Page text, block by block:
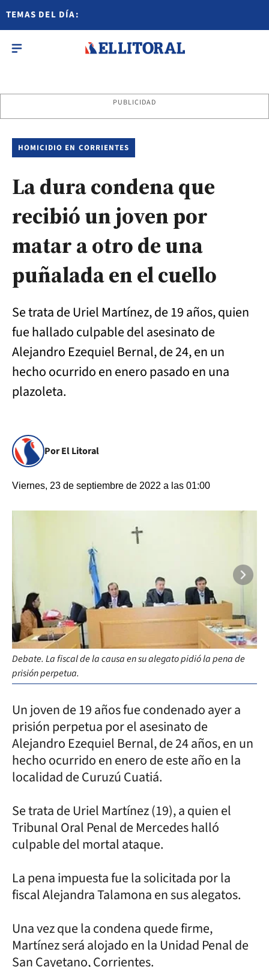
TEMAS DEL DÍA:
PUBLICIDAD
HOMICIDIO EN CORRIENTES
La dura condena que
recibió un joven por
matar a otro de una
puñalada en el cuello
Se trata de Uriel Martínez, de 19 años, quien
fue hallado culpable del asesinato de
Alejandro Ezequiel Bernal, de 24, en un
hecho ocurrido en enero pasado en una
plazoleta.
Por El Litoral
Viernes, 23 de septiembre de 2022 a las 01:00
Debate. La fiscal de la causa en su alegato pidió la pena de
prisión perpetua.
Un joven de 19 años fue condenado ayer a
prisión perpetua por el asesinato de
Alejandro Ezequiel Bernal, de 24 años, en un
hecho ocurrido en enero de este año en la
localidad de Curuzú Cuatiá.
Se trata de Uriel Martínez (19), a quien el
Tribunal Oral Penal de Mercedes halló
culpable del mortal ataque.
La pena impuesta fue la solicitada por la
fiscal Alejandra Talamona en sus alegatos.
Una vez que la condena quede firme,
Martínez será alojado en la Unidad Penal de
San Cayetano, Corrientes.